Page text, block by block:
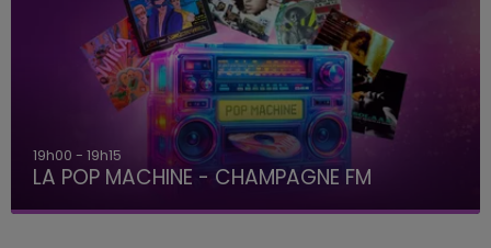
19h00 - 19h15
LA POP MACHINE - CHAMPAGNE FM